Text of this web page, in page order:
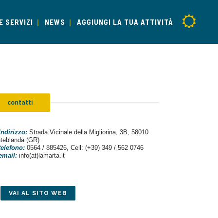
SERVIZI NEWS AGGIUNGI LA TUA ATTIVITÀ
contatti
Strada Vicinale della Migliorina, 3B, 58010
(GR)
0564 / 885426, Cell: (+39) 349 / 562 0746
info(at)lamarta.it
VAI AL SITO WEB